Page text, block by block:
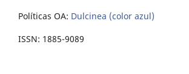
Políticas OA: Dulcinea (color azul)
ISSN: 1885-9089